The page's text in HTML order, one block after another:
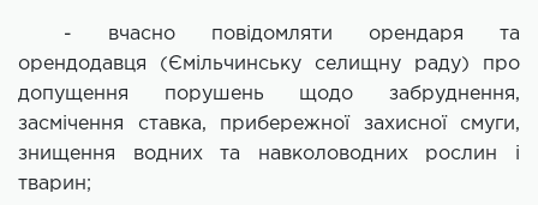
- вчасно повідомляти орендаря та
орендодавця (Ємільчинську селищну раду) про
допущення порушень щодо забруднення,
засмічення ставка, прибережної захисної смуги,
знищення водних та навколоводних рослин і
тварин;